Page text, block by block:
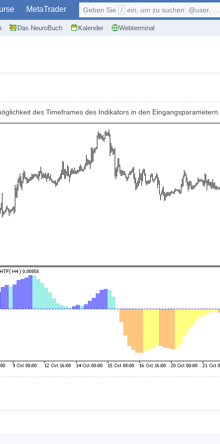
MetaTrader
Das NeuroBuch Kalender Webterminal
Geben Sie / ein, um zu suchen: @user, $symbol, ...
des Timeframes des Indikators in den Eingangsparametern.